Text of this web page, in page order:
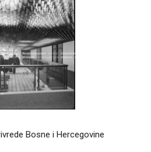
Bosne i Hercegovine